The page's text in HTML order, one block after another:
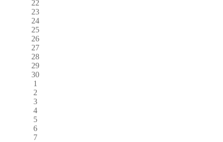
22
23
24
25
26
27
28
29
30
1
2
3
4
5
6
7